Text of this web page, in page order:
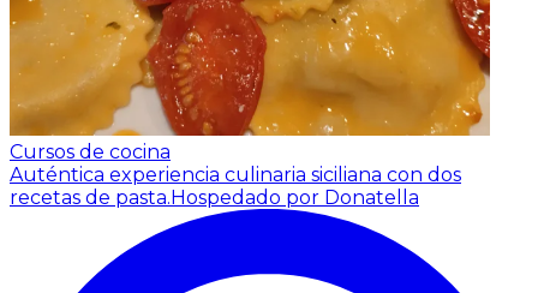
Cursos de cocina
Auténtica experiencia culinaria siciliana con dos
recetas de pasta. Hospedado por Donatella